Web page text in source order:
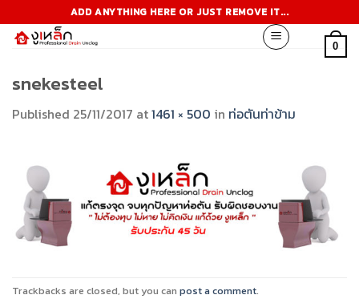
to
content
ADD ANYTHING HERE OR JUST REMOVE IT...
0
snekesteel
Published 25/11/2017 at1461 × 500 in ท่อตันท่าข้าม
Trackbacks are closed, but you can post a comment.